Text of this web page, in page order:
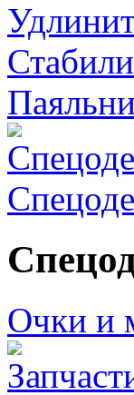
Очки и